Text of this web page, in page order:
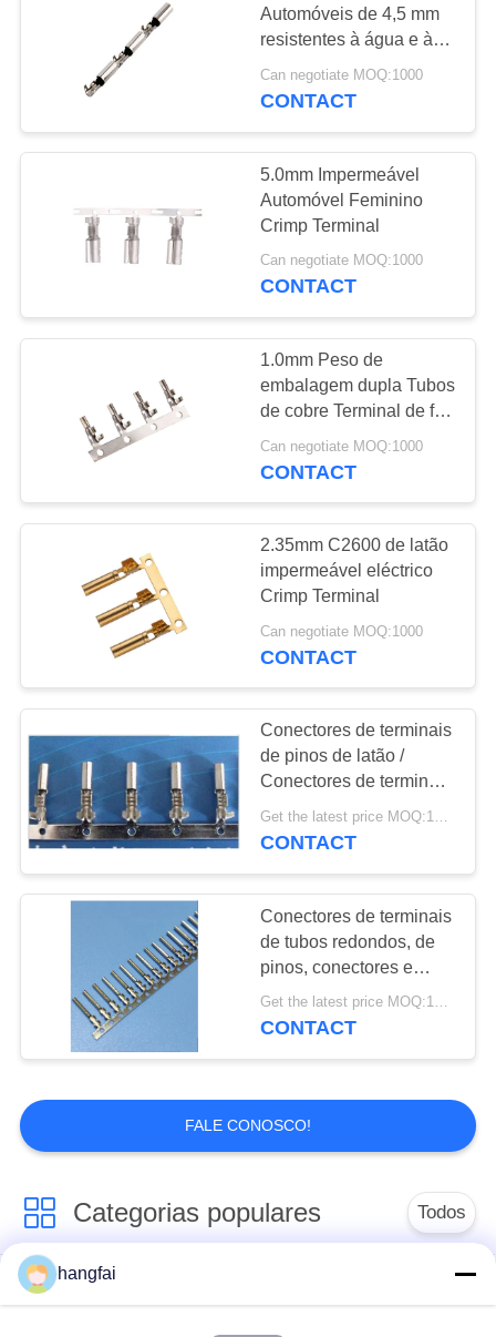
Conector de
conector de concha
de borracha
Automóveis de 4,5 mm
resistentes à água e à
temperatura
Can negotiate MOQ:1000
CONTACT
5.0mm Impermeável
Automóvel Feminino
Crimp Terminal
Can negotiate MOQ:1000
CONTACT
1.0mm Peso de
embalagem dupla Tubos
de cobre Terminal de fio
feminino
Can negotiate MOQ:1000
CONTACT
2.35mm C2600 de latão
impermeável eléctrico
Crimp Terminal
Can negotiate MOQ:1000
CONTACT
Conectores de terminais
de pinos de latão /
Conectores de terminais
automotivos de
hardware
Get the latest price MOQ:1000
CONTACT
Conectores de terminais
de tubos redondos, de
pinos, conectores e
terminais femininos
Get the latest price MOQ:1000
CONTACT
FALE CONOSCO!
Categorias populares Todos
Terminal de carimbo
impermeáveis da
hangfai